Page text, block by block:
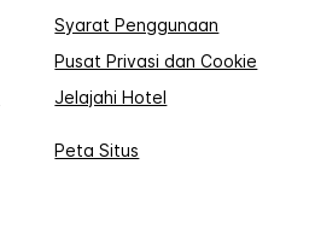
Syarat Penggunaan
Pusat Privasi dan Cookie
Jelajahi Hotel
Peta Situs